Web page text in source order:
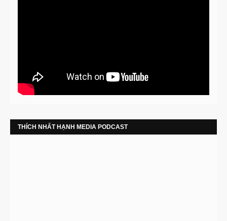
THÍCH NHẤT HẠNH MEDIA PODCAST